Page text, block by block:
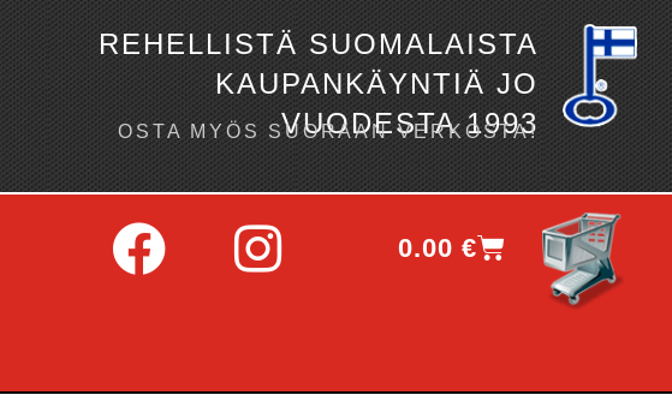
REHELLISTÄ SUOMALAISTA
KAUPANKÄYNTIÄ JO
VUODESTA 1993
OSTA MYÖS SUORAAN VERKOSTA!
0.00€